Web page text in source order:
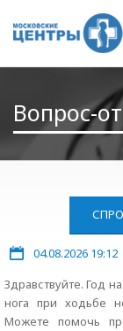
Вопрос-
04.08.2026 19:12
Здравствуйте. Год
нога при ходьбе
Можете помочь